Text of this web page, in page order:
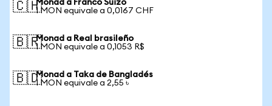
🇨🇭Monad a Franco Suizo
1 MON equivale a 0,0167 CHF
🇧🇷Monad a Real brasileño
1 MON equivale a 0,1053 R$
🇧🇩Monad a Taka de Bangladés
1 MON equivale a 2,55 ৳